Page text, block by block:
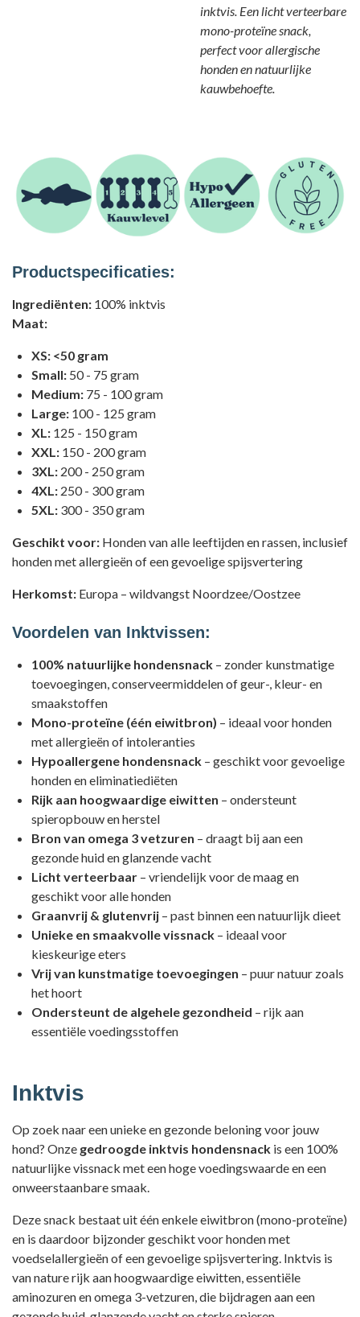
inktvis. Een licht verteerbare
mono-proteïne snack,
perfect voor allergische
honden en natuurlijke
kauwbehoefte.
Productspecificaties:
Ingrediënten: 100% inktvis
Maat:
XS: <50 gram
Small: 50 - 75 gram
Medium: 75 - 100 gram
Large: 100 - 125 gram
XL: 125 - 150 gram
XXL: 150 - 200 gram
3XL: 200 - 250 gram
4XL: 250 - 300 gram
5XL: 300 - 350 gram
Geschikt voor: Honden van alle leeftijden en rassen, inclusief
honden met allergieën of een gevoelige spijsvertering
Herkomst: Europa – wildvangst Noordzee/Oostzee
Voordelen van Inktvissen:
100% natuurlijke hondensnack – zonder kunstmatige
toevoegingen, conserveermiddelen of geur-, kleur- en
smaakstoffen
Mono-proteïne (één eiwitbron) – ideaal voor honden
met allergieën of intoleranties
Hypoallergene hondensnack – geschikt voor gevoelige
honden en eliminatiediëten
Rijk aan hoogwaardige eiwitten – ondersteunt
spieropbouw en herstel
Bron van omega 3 vetzuren – draagt bij aan een
gezonde huid en glanzende vacht
Licht verteerbaar – vriendelijk voor de maag en
geschikt voor alle honden
Graanvrij & glutenvrij – past binnen een natuurlijk dieet
Unieke en smaakvolle vissnack – ideaal voor
kieskeurige eters
Vrij van kunstmatige toevoegingen – puur natuur zoals
het hoort
Ondersteunt de algehele gezondheid – rijk aan
essentiële voedingsstoffen
Inktvis
Op zoek naar een unieke en gezonde beloning voor jouw
hond? Onze gedroogde inktvis hondensnack is een 100%
natuurlijke vissnack met een hoge voedingswaarde en een
onweerstaanbare smaak.
Deze snack bestaat uit één enkele eiwitbron (mono-proteïne)
en is daardoor bijzonder geschikt voor honden met
voedselallergieën of een gevoelige spijsvertering. Inktvis is
van nature rijk aan hoogwaardige eiwitten, essentiële
aminozuren en omega 3-vetzuren, die bijdragen aan een